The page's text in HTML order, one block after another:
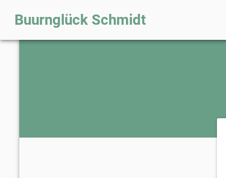
Buurnglück Schmidt